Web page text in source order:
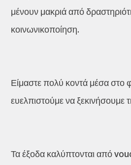
μένουν μακριά από
κοινωνικοποίηση.
Είμαστε πολύ κοντά μέσα στο
ευελπιστούμε να ξεκινήσουμε
Τα έξοδα καλύπτονται από